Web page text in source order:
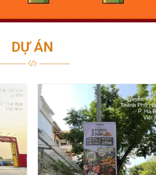
DỰ ÁN
Dự Án Treo 300 Phướn Quảng
Cáo Nhà Hàng Shan Wai Shan
Hot Pot Tại Hà Nội